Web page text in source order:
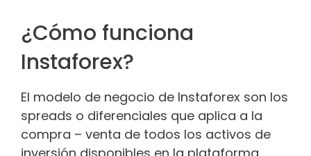
¿Cómo funciona
Instaforex?
El modelo de negocio de Instaforex son los
spreads o diferenciales que aplica a la
compra – venta de todos los activos de